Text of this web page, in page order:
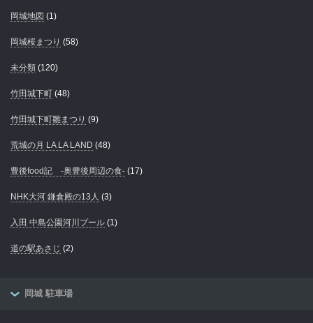
岡城地図 (1)
岡城桜まつり (58)
未分類 (120)
竹田城下町 (48)
竹田城下町雛まつり (9)
荒城の月 LA LA LAND (48)
豊後food記 -奥豊後周辺の食- (17)
NHK大河 鎌倉殿の13人 (3)
入田 中島公園河川プール (1)
道の駅あさじ (2)
岡城 駐車場